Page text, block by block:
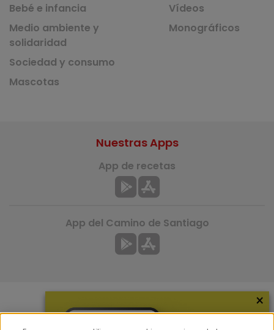
Bebé e infancia
Medio ambiente y
solidaridad
Sociedad y consumo
Mascotas
Vídeos
Monográficos
Más información
Nuestras Apps
App de recetas
App del Camino de Santiago
×